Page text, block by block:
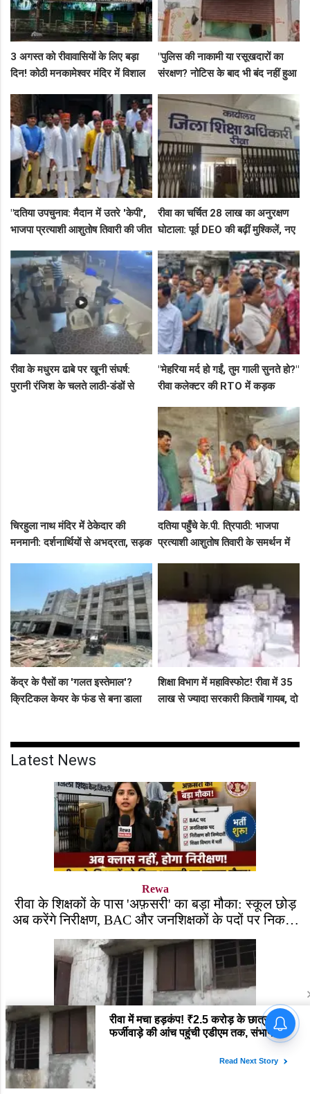
3 अगस्त को रीवावासियों के लिए बड़ा
दिन! कोठी मनकामेश्वर मंदिर में विशाल
"पुलिस की नाकामी या रसूखदारों का
संरक्षण? नोटिस के बाद भी बंद नहीं हुआ
शॉप लुट गई!"
"दतिया उपचुनाव: मैदान में उतरे 'केपी',
भाजपा प्रत्याशी आशुतोष तिवारी की जीत
जारी!"
रीवा का चर्चित 28 लाख का अनुरक्षण
घोटाला: पूर्व DEO की बढ़ीं मुश्किलें, नए
रीवा के मधुरम ढाबे पर खूनी संघर्ष:
पुरानी रंजिश के चलते लाठी-डंडों से
"मेहरिया मर्द हो गईं, तुम गाली सुनते हो?"
रीवा कलेक्टर की RTO में कड़क
चिरहुला नाथ मंदिर में ठेकेदार की
मनमानी: दर्शनार्थियों से अभद्रता, सड़क
दतिया पहुँचे के.पी. त्रिपाठी: भाजपा
प्रत्याशी आशुतोष तिवारी के समर्थन में
केंद्र के पैसों का 'गलत इस्तेमाल'?
क्रिटिकल केयर के फंड से बना डाला
शिक्षा विभाग में महाविस्फोट! रीवा में 35
लाख से ज्यादा सरकारी किताबें गायब, दो
Latest News
Rewa
रीवा के शिक्षकों के पास 'अफ़सरी' का बड़ा मौका: स्कूल छोड़
अब करेंगे निरीक्षण, BAC और जनशिक्षकों के पदों पर निकली
भर्ती!
रीवा में मचा हड़कंप! ₹2.5 करोड़ के छात्रावास फर्जीवाड़े की
आंच पहुंची एडीएम तक, संभाग आयुक्त को भेजा एक्शन लेटर